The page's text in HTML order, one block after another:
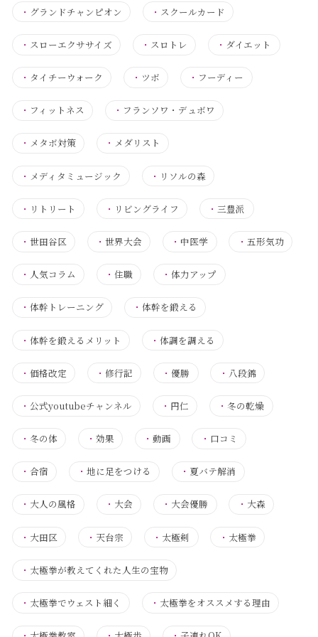
・ グランドチャンピオン ・ スクールカード
・ スローエクササイズ ・ スロトレ ・ ダイエット
・ タイチーウォーク ・ ツボ ・ フーディー
・ フィットネス ・ フランソワ・デュボワ
・ メタボ対策 ・ メダリスト
・ メディタミュージック ・ リソルの森
・ リトリート ・ リビングライフ ・ 三豊派
・ 世田谷区 ・世界大会 ・ 中医学 ・ 五形気功
・ 人気コラム ・住職 ・体力アップ
・ 体幹トレーニング ・体幹を鍛える
・ 体幹を鍛えるメリット ・体調を調える
・ 価格改定 ・修行記 ・優勝 ・ 八段錦
・ 公式youtubeチャンネル ・ 円仁 ・ 冬の乾燥
・ 冬の体 ・効果 ・動画 ・ 口コミ
・ 合宿 ・地に足をつける ・ 夏バテ解消
・ 大人の風格 ・ 大会 ・ 大会優勝 ・ 大森
・ 大田区 ・ 天台宗 ・ 太極剣 ・ 太極拳
・ 太極拳が教えてくれた人生の宝物
・ 太極拳でウェスト細く ・ 太極拳をオススメする理由